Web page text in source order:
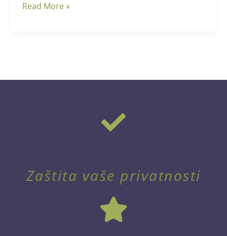
Read More »
Zaštita vaše privatnosti